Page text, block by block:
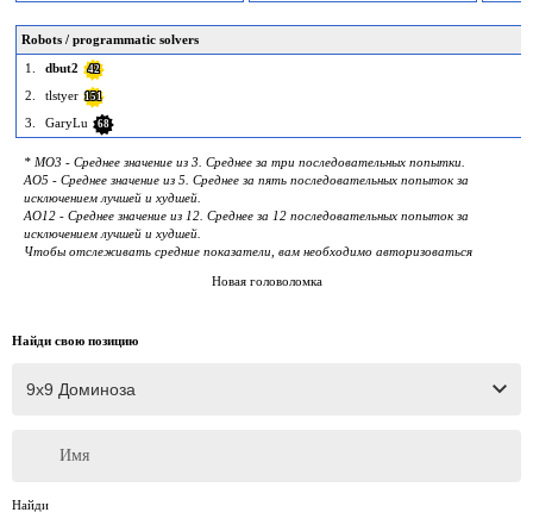
Robots / programmatic solvers
1.
dbut2 42
2. tlstyer 151
3. GaryLu 68
* MO3 - Среднее значение из 3. Среднее за три последовательных попытки.
AO5 - Среднее значение из 5. Среднее за пять последовательных попыток за
исключением лучшей и худшей.
AO12 - Среднее значение из 12. Среднее за 12 последовательных попыток за
исключением лучшей и худшей.
Чтобы отслеживать средние показатели, вам необходимо авторизоваться
Новая головоломка
Найди свою позицию
Имя
Найди